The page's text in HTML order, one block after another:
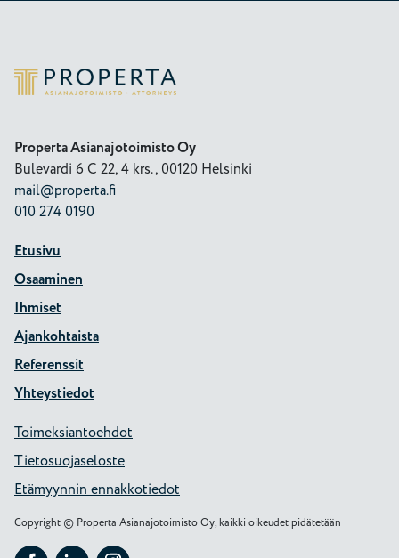
Properta
Properta Asianajotoimisto Oy
Bulevardi 6 C 22, 4 krs., 00120 Helsinki
mail@properta.fi
010 274 0190
Etusivu
Osaaminen
Ihmiset
Ajankohtaista
Referenssit
Yhteystiedot
Toimeksiantoehdot
Tietosuojaseloste
Etämyynnin ennakkotiedot
Copyright © Properta Asianajotoimisto Oy, kaikki oikeudet pidätetään